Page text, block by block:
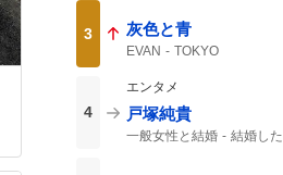
3 灰色と青
EVAN TOKYO
4
エンタメ
戸塚純貴
一般女性と結婚 結婚した